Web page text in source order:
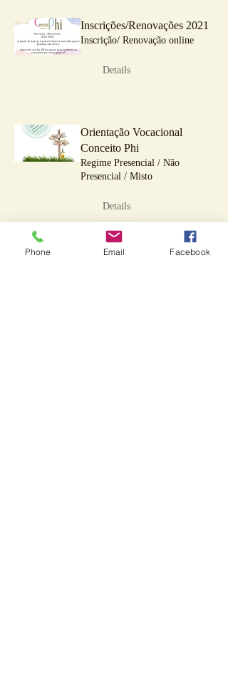
Inscrições/Renovações 2021
Inscrição/ Renovação online
Details
Orientação Vocacional
Conceito Phi
Regime Presencial / Não
Presencial / Misto
Details
Phone Email Facebook